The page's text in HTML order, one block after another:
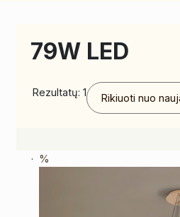
79W LED
Rezultatų: 1
%